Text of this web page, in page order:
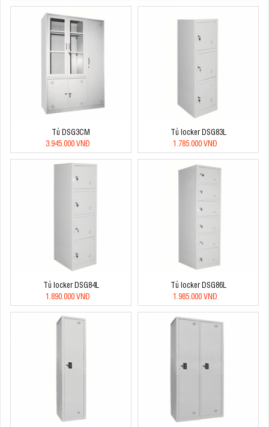
Tủ DSG3CM
3.945.000 VNĐ
Tủ locker DSG83L
1.785.000 VNĐ
Tủ locker DSG84L
1.890.000 VNĐ
Tủ locker DSG86L
1.985.000 VNĐ